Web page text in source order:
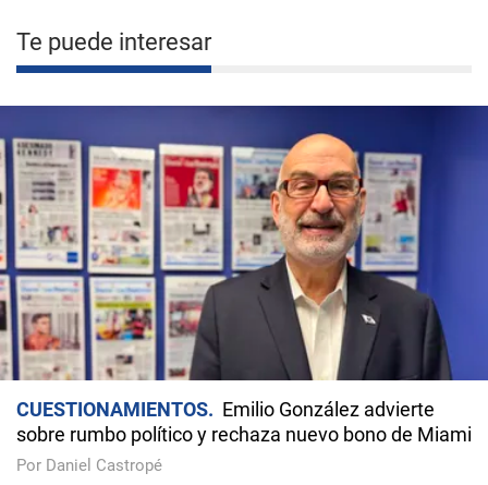
Te puede interesar
CUESTIONAMIENTOS
Emilio González advierte
sobre rumbo político y rechaza nuevo bono de Miami
Por Daniel Castropé